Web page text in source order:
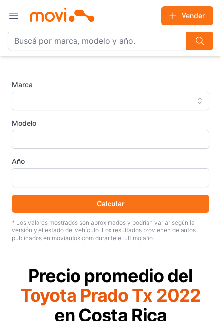
Open main menu
Vender
Marca
Modelo
Año
Calcular
* Los valores mostrados son aproximados y podrían variar según la
versión y el estado del vehículo. Los resultados provienen de autos
publicados en moviautos.com durante el ultimo año.
Precio promedio del
Toyota Prado Tx 2022
en Costa Rica